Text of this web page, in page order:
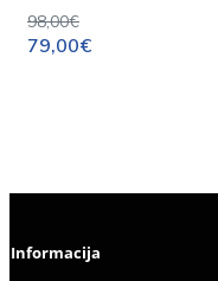
98,00€
79,00€
Informacija